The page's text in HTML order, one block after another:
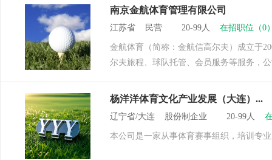
南京金航体育管理有限公司
江苏省 民营 20-99人 在招职位（0
金航体育（简称：金航信高尔夫）成立于
尔夫旅程、球队托管、会员服务等服务，
杨洋洋体育文化产业发展（大连）...
辽宁省/大连 股份制企业 20-99人
本公司是一家从事体育赛事组织，培训专